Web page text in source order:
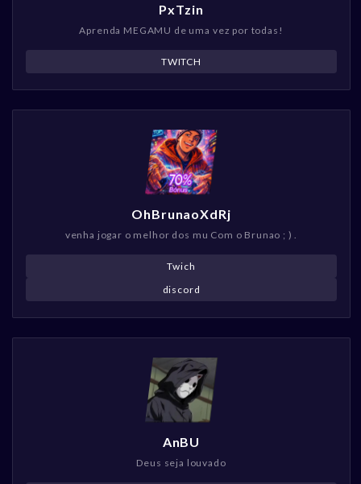
PxTzin
Aprenda MEGAMU de uma vez por todas!
TWITCH
OhBrunaoXdRj
venha jogar o melhor dos mu Com o Brunao ; ) .
Twich
discord
AnBU
Deus seja louvado